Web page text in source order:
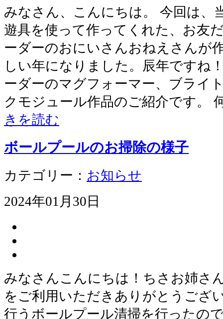
みなさん、こんにちは。 今回は、
遊具を使って作ってくれた、お友
ーダーのおにいさんおねえさんが
しい年になりました。辰年ですね
ーダーのマグフォーマー、ブライ
クモジュール作品のご紹介です。
きを読む
ボールプールのお掃除の様子
カテゴリー： お知らせ
2024年01月30日
みなさんこんにちは！ちさお姉さ
をご利用いただきありがとうござ
行うボールプール清掃を行ったの